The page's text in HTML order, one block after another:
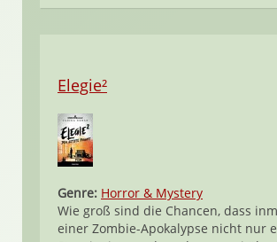
Elegie²
Genre: Horror & Mystery
Wie groß sind die Chancen, dass
einer Zombie-Apokalypse nicht nur